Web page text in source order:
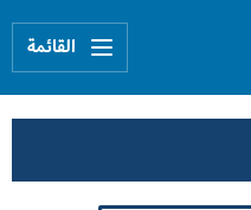
القائمة